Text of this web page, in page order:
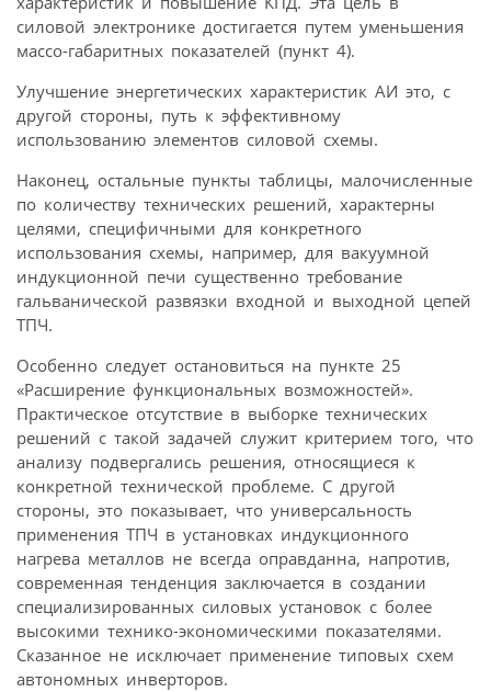
силовой электронике достигается путем уменьшения
массо-габаритных показателей (пункт 4).
Улучшение энергетических характеристик АИ это, с
другой стороны, путь к эффективному
использованию элементов силовой схемы.
Наконец, остальные пункты таблицы, малочисленные
по количеству технических решений, характерны
целями, специфичными для конкретного
использования схемы, например, для вакуумной
индукционной печи существенно требование
гальванической развязки входной и выходной цепей
ТПЧ.
Особенно следует остановиться на пункте 25
«Расширение функциональных возможностей».
Практическое отсутствие в выборке технических
решений с такой задачей служит критерием того, что
анализу подвергались решения, относящиеся к
конкретной технической проблеме. С другой
стороны, это показывает, что универсальность
применения ТПЧ в установках индукционного
нагрева металлов не всегда оправданна, напротив,
современная тенденция заключается в создании
специализированных силовых установок с более
высокими технико-экономическими показателями.
Сказанное не исключает применение типовых схем
автономных инверторов.